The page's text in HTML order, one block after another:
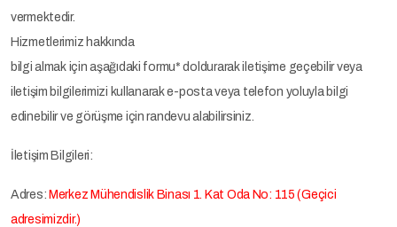
vermektedir.
Hizmetlerimiz hakkında
bilgi almak için aşağıdaki formu* doldurarak iletişime geçebilir veya
iletişim bilgilerimizi kullanarak e-posta veya telefon yoluyla bilgi
edinebilir ve görüşme için randevu alabilirsiniz.
İletişim Bilgileri:
Adres: Merkez Mühendislik Binası 1. Kat Oda No: 115 (Geçici
adresimizdir.)